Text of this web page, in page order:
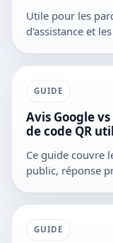
Utile pour les
d'assistance et
GUIDE
Avis Google
de code QR
Ce guide couvre
public, réponse
GUIDE